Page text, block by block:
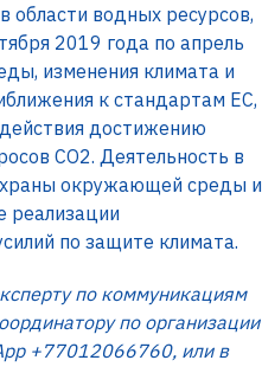
области водных ресурсов,
2019 года по апрель
изменения климата и
к стандартам ЕС,
достижению
CO2. Деятельность в
окружающей среды и
реализации
по защите климата.
по коммуникациям
по организации
+77012066760, или в